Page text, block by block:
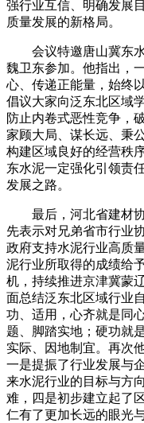
强行业互信、明确发展
质量发展的新格局。
会议特邀唐山冀东水
魏卫东参加。他指出，
心、传递正能量，始终
倡议大家向泛东北区域
防止内卷式恶性竞争，
家顾大局、谋长远、秉
构建区域良好的经营秩
东水泥一定强化引领责
发展之路。
最后，河北省建材协
先表示对兄弟省市行业
政府支持水泥行业高质
泥行业所取得的成绩给
机，持续推进京津冀蒙
面总结泛东北区域行业
功、适用，心齐就是同
题、脚踏实地；硬功就
实际、因地制宜。再次
一是提振了行业发展与
来水泥行业的目标与方
难，四是初步建立起了
仁有了更加长远的眼光